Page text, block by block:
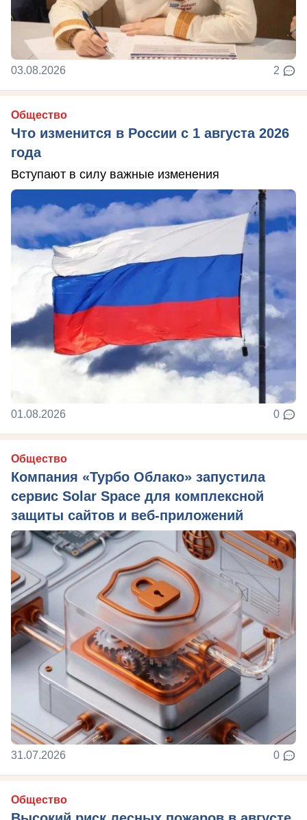
03.08.2026 2
Общество
Что изменится в России с 1 августа 2026
года
Вступают в силу важные изменения
01.08.2026 0
Общество
Компания «Турбо Облако» запустила
сервис Solar Space для комплексной
защиты сайтов и веб-приложений
31.07.2026 0
Общество